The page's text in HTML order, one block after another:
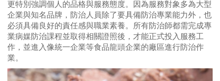
更特別強調個人的品格與服務態度。因為服務對象多為大型
企業與知名品牌，防治人員除了要具備防治專業能力外，也
必須具備良好的責任感與職業素養。所有防治師都需完成專
業病媒防治課程並取得相關證照後，才能正式投入服務工
作，並進入像統一企業等食品龍頭企業的廠區進行防治作
業。